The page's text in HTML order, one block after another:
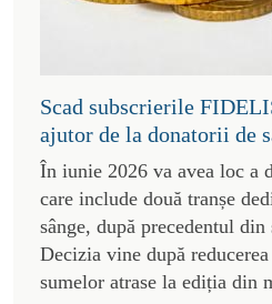
Scad subscrierile
ajutor de la donatorii de
În iunie 2026 va avea loc a
care include două tranșe
sânge, după precedentul
Decizia vine după
sumelor atrase la ediția din